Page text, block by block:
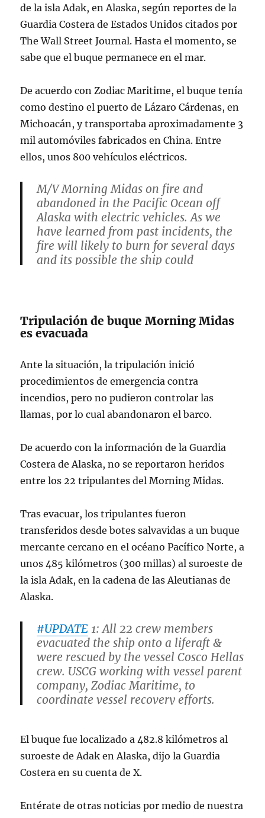
de la isla Adak, en Alaska, según reportes de la
Guardia Costera de Estados Unidos citados por
The Wall Street Journal. Hasta el momento, se
sabe que el buque permanece en el mar.
De acuerdo con Zodiac Maritime, el buque tenía
como destino el puerto de Lázaro Cárdenas, en
Michoacán, y transportaba aproximadamente 3
mil automóviles fabricados en China. Entre
ellos, unos 800 vehículos eléctricos.
M/V Morning Midas on fire and
abandoned in the Pacific Ocean off
Alaska with electric vehicles. As we
have learned from past incidents, the
fire will likely to burn for several days
and its possible the ship could
— Mike Schuler (@MikeSchuler)June
4, 2025
Tripulación de buque Morning Midas
es evacuada
Ante la situación, la tripulación inició
procedimientos de emergencia contra
incendios, pero no pudieron controlar las
llamas, por lo cual abandonaron el barco.
De acuerdo con la información de la Guardia
Costera de Alaska, no se reportaron heridos
entre los 22 tripulantes del Morning Midas.
Tras evacuar, los tripulantes fueron
transferidos desde botes salvavidas a un buque
mercante cercano en el océano Pacífico Norte, a
unos 485 kilómetros (300 millas) al suroeste de
la isla Adak, en la cadena de las Aleutianas de
Alaska.
#UPDATE 1: All 22 crew members
evacuated the ship onto a liferaft &
were rescued by the vessel Cosco Hellas
crew. USCG working with vessel parent
company, Zodiac Maritime, to
coordinate vessel recovery efforts.
Press Release:https://t.co/UNQZfYVoUo
https://t.co/JD8PxrUfGh
El buque fue localizado a 482.8 kilómetros al
suroeste de Adak en Alaska, dijo la Guardia
Costera en su cuenta de X.
Entérate de otras noticias por medio de nuestra